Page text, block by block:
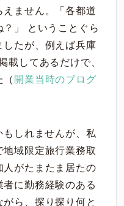
ません。「各都道
」 ということぐら
たが、例えば兵庫
載してあるだけで、
（ 開業当時のブログ
しれませんが、私
域限定旅行業務取
がたまたま居たの
に勤務経験のある
ら、探り探り何と